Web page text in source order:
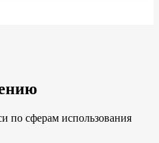
по сферам использования